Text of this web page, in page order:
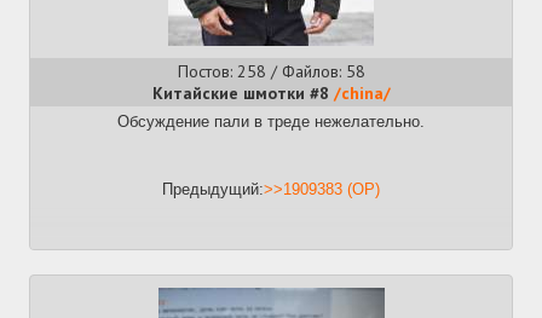
Постов: 258 / Файлов: 58
Китайские шмотки #8 /china/
Обсуждение пали в треде нежелательно.
Предыдущий:>>1909383 (OP)